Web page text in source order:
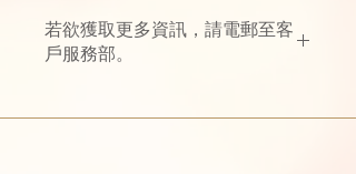
若欲獲取更多資訊，請電郵至客
戶服務部。